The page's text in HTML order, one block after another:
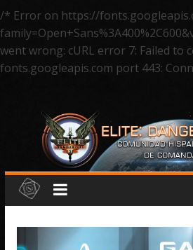
/* Error on https://
went wrong: cURL error 7: Failed to
fonts.googleapis.com port 443: